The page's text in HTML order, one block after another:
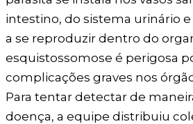
intestino, do sistema urinário
a se reproduzir dentro do
esquistossomose é perigosa
complicações graves nos
Para tentar detectar de
doença, a equipe distribuiu